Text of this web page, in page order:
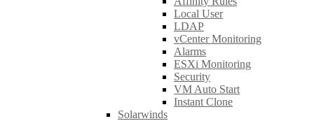
Local User
LDAP
vCenter Monitoring
Alarms
ESXi Monitoring
Security
VM Auto Start
Instant Clone
Solarwinds